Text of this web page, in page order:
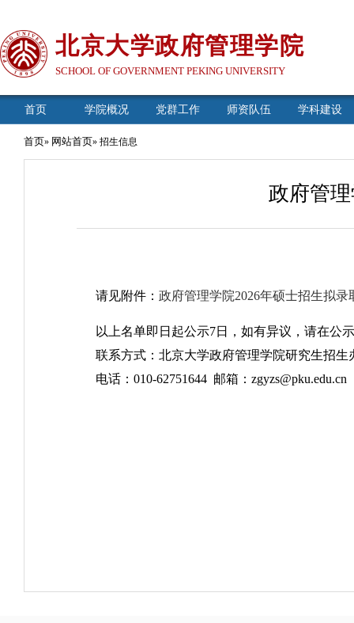
北京大学政府管理学院
SCHOOL OF GOVERNMENT PEKING UNIVERSITY
首页 学院概况 党群工作 师资队伍 学科建设
首页» 网站首页» 招生信息
政府管
请见附件： 政府管理学院2026年硕士招生拟录
以上名单即日起公示7日，如有异
联系方式：北京大学政府管理学院
电话：010-62751644 邮箱：